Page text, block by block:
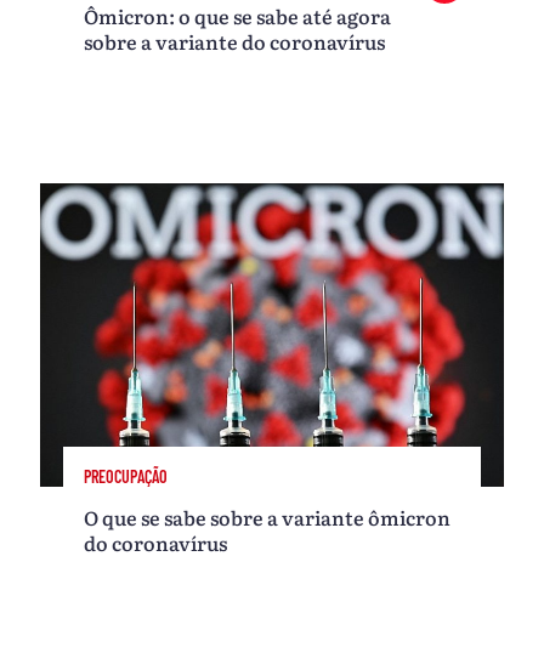
Ômicron: o que se sabe até agora
sobre a variante do coronavírus
PREOCUPAÇÃO
O que se sabe sobre a variante ômicron
do coronavírus